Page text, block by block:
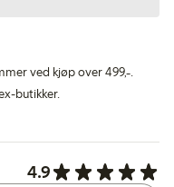
ved kjøp over 499,-.
butikker.
4.9